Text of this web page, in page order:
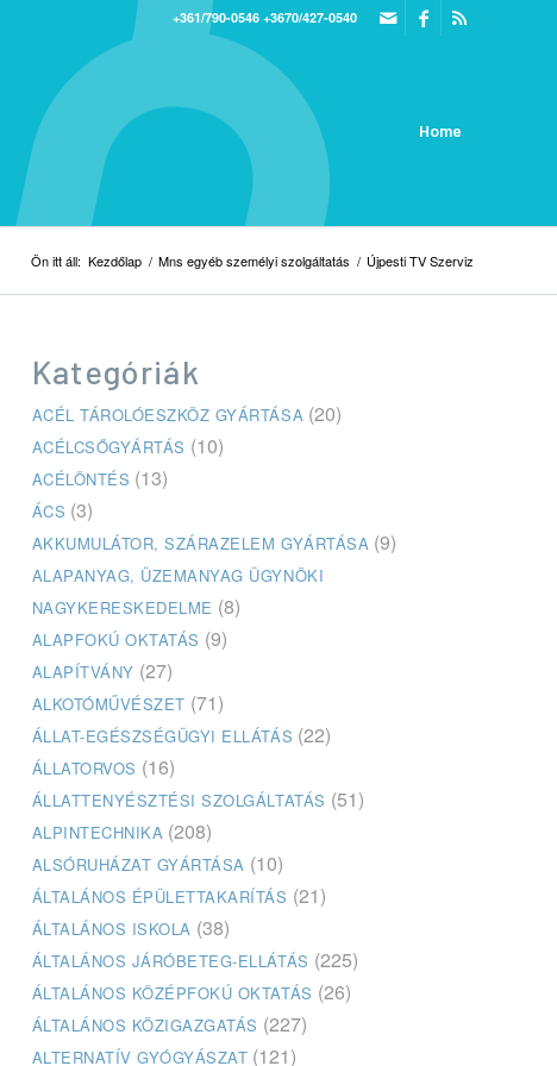
+361/790-0546 +3670/427-0540
Home
Ön itt áll: Kezdőlap / Mns egyéb személyi szolgáltatás / Újpesti TV Szerviz
Kategóriák
ACÉL TÁROLÓESZKÖZ GYÁRTÁSA (20)
ACÉLCSŐGYÁRTÁS (10)
ACÉLÖNTÉS (13)
ÁCS (3)
AKKUMULÁTOR, SZÁRAZELEM GYÁRTÁSA (9)
ALAPANYAG, ÜZEMANYAG ÜGYNÖKI
NAGYKERESKEDELME (8)
ALAPFOKÚ OKTATÁS (9)
ALAPÍTVÁNY (27)
ALKOTÓMŰVÉSZET (71)
ÁLLAT-EGÉSZSÉGÜGYI ELLÁTÁS (22)
ÁLLATORVOS (16)
ÁLLATTENYÉSZTÉSI SZOLGÁLTATÁS (51)
ALPINTECHNIKA (208)
ALSÓRUHÁZAT GYÁRTÁSA (10)
ÁLTALÁNOS ÉPÜLETTAKARÍTÁS (21)
ÁLTALÁNOS ISKOLA (38)
ÁLTALÁNOS JÁRÓBETEG-ELLÁTÁS (225)
ÁLTALÁNOS KÖZÉPFOKÚ OKTATÁS (26)
ÁLTALÁNOS KÖZIGAZGATÁS (227)
ALTERNATÍV GYÓGYÁSZAT (121)